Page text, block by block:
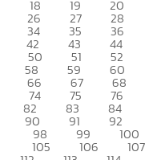
18 19 20
26 27 28
34 35 36
42 43 44
50 51 52
58 59 60
66 67 68
74 75 76
82 83 84
90 91 92
98 99 100
105 106 107